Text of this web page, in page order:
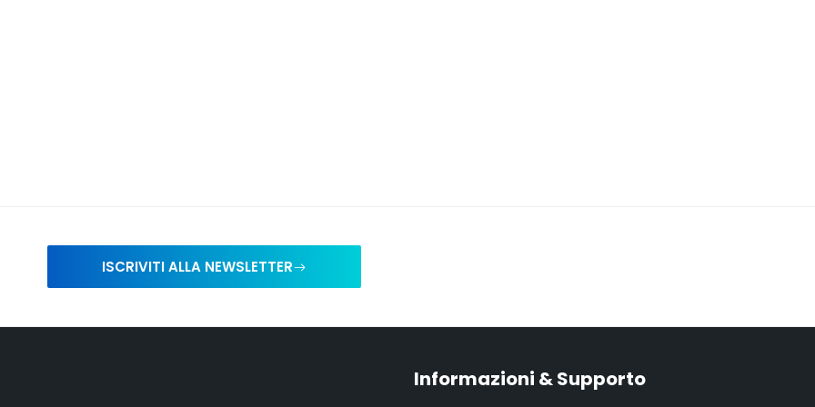
ISCRIVITI ALLA NEWSLETTER
Informazioni & Supporto